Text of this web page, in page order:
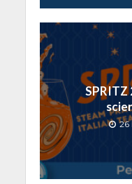
SPRITZ
26